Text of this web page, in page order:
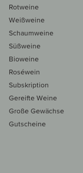
Rotweine
Weißweine
Schaumweine
Süßweine
Bioweine
Roséwein
Subskription
Gereifte Weine
Große Gewächse
Gutscheine